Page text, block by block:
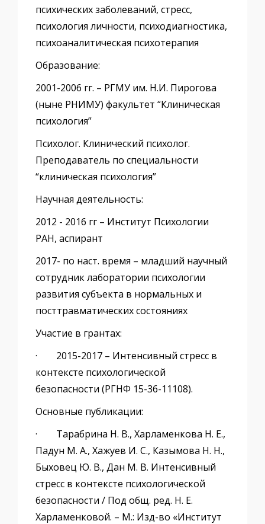
психических заболеваний, стресс,
психология личности, психодиагностика,
психоаналитическая психотерапия
Образование:
2001-2006 гг. – РГМУ им. Н.И. Пирогова
(ныне РНИМУ) факультет “Клиническая
психология”
Психолог. Клинический психолог.
Преподаватель по специальности
“клиническая психология”
Научная деятельность:
2012 - 2016 гг – Институт Психологии
РАН, аспирант
2017- по наст. время – младший научный
сотрудник лаборатории психологии
развития субъекта в нормальных и
посттравматических состояниях
Участие в грантах:
· 2015-2017 – Интенсивный стресс в
контексте психологической
безопасности (РГНФ 15-36-11108).
Основные публикации:
· Тарабрина Н. В., Харламенкова Н. Е.,
Падун М. А., Хажуев И. С., Казымова Н. Н.,
Быховец Ю. В., Дан М. В. Интенсивный
стресс в контексте психологической
безопасности / Под общ. ред. Н. Е.
Харламенковой. – М.: Изд-во «Институт